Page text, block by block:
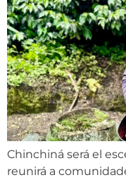
Chinchiná será el
reunirá a